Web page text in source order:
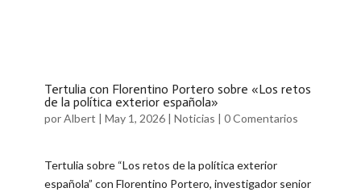
Tertulia con Florentino Portero sobre «Los retos
de la política exterior española»
porAlbert | May 1, 2026| Noticias | 0 Comentarios
Tertulia sobre “Los retos de la política exterior
española” con Florentino Portero, investigador senior